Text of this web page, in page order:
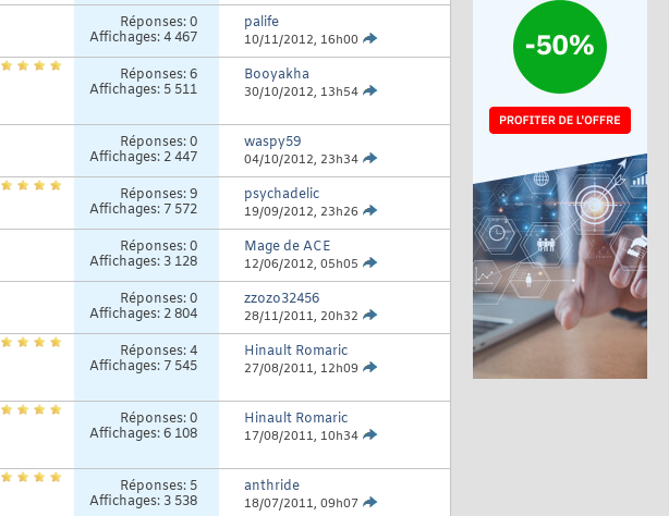
Réponses:0
Affichages: 4 467
palife
10/11/2012, 16h00
Réponses:6
Affichages: 5 511
Booyakha
30/10/2012, 13h54
Réponses:0
Affichages: 2 447
waspy59
04/10/2012, 23h34
Réponses:9
Affichages: 7 572
psychadelic
19/09/2012, 23h26
Réponses:0
Affichages: 3 128
Mage de ACE
12/06/2012, 05h05
Réponses:0
Affichages: 2 804
zzozo32456
28/11/2011, 20h32
Réponses:4
Affichages: 7 545
Hinault Romaric
27/08/2011, 12h09
Réponses:0
Affichages: 6 108
Hinault Romaric
17/08/2011, 10h34
Réponses: 5
Affichages: 3 538
anthride
18/07/2011, 09h07